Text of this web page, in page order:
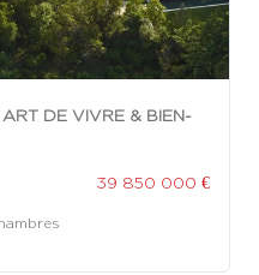
ART DE VIVRE & BIEN-
39 850 000 €